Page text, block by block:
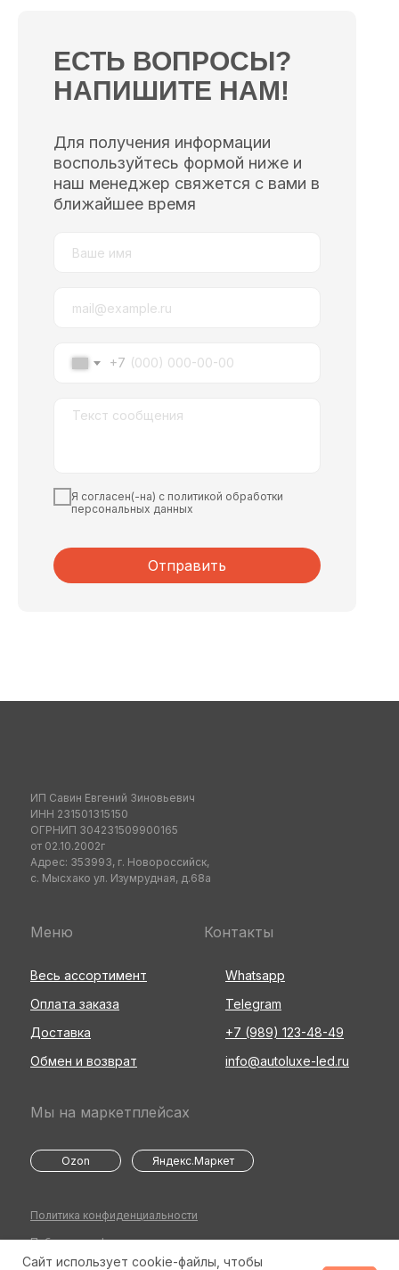
ЕСТЬ ВОПРОСЫ?
НАПИШИТЕ НАМ!
Для получения информации
воспользуйтесь формой ниже и
наш менеджер свяжется с вами в
ближайшее время
+7
Я согласен(-на) с политикой обработки
персональных данных
Отправить
ИП Савин Евгений Зиновьевич
ИНН 231501315150
ОГРНИП 304231509900165
от 02.10.2002г
Адрес: 353993, г. Новороссийск,
с. Мысхако ул. Изумрудная, д.68а
Политика конфиденциальности
Публичная оферта
Обмен и возврат
Доставка
Оплата заказа
info@autoluxe-led.ru
Меню
Мы на маркетплейсах
Контакты
+7 (989) 123-48-49
Telegram
Весь ассортимент Whatsapp
Ozon Яндекс.Маркет
Сайт использует cookie-файлы, чтобы